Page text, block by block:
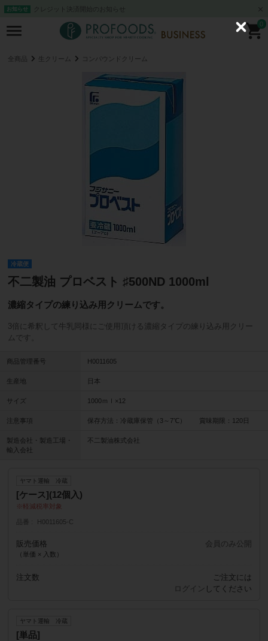
お知らせ クレジット決済開始のお知らせ
0
全商品 生クリーム コンパウンドクリーム
冷蔵便
不二製油 プロベスト ♯500ND 1000ml
濃縮タイプの練り込み用クリームです。
3倍に希釈して牛乳同様にご使用頂ける濃縮タイプの練り込み用クリー
ムです。
商品管理番号 H0011605
生産地 日本
サイズ 1000ｍｌ×12
注意事項 保存方法：冷蔵庫保管（3～7℃） 賞味期限：120日
製造会社・製造工場・
輸入会社
不二製油株式会社
ヤマト運輸 冷蔵
[ケース](12個入)
軽減税率対象
品番 H0011605-C
販売価格
（単価 × 入数）
会員のみ公開
注文数
ご注文には
ログイン してください
ヤマト運輸 冷蔵
[単品]
C